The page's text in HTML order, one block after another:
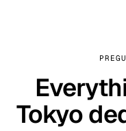
Tokyo